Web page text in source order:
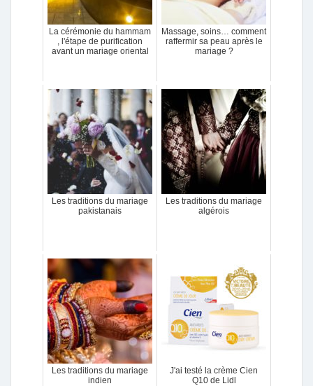
La cérémonie du hammam
, l'étape de purification
avant un mariage oriental
Massage, soins… comment
raffermir sa peau après le
mariage ?
Les traditions du mariage
pakistanais
Les traditions du mariage
algérois
Les traditions du mariage
indien
J'ai testé la crème Cien
Q10 de Lidl